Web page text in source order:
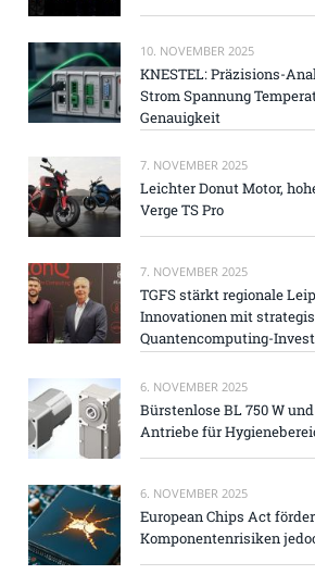
10. NOVEMBER 2025
KNESTEL: Präzisions-
Strom Spannung
Genauigkeit
7. NOVEMBER 2025
Leichter Donut Motor,
Verge TS Pro
7. NOVEMBER 2025
TGFS stärkt regionale
Innovationen mit
Quantencomputing-
6. NOVEMBER 2025
Bürstenlose BL 750 W
Antriebe für
6. NOVEMBER 2025
European Chips Act
Komponentenrisiken